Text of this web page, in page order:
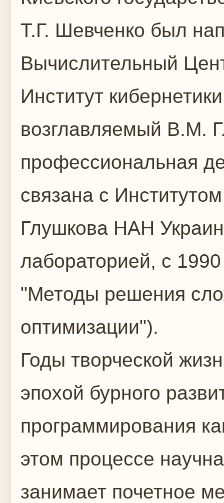
Т.Г. Шевченко был
Вычислительный
Институт
возглавляемый В.М.
профессиональная
связана с
Глушкова НАН
лабораторией, с
"Методы решения
оптимизации").
Годы творческой
эпохой бурного
программирования
этом процессе
занимает почетное